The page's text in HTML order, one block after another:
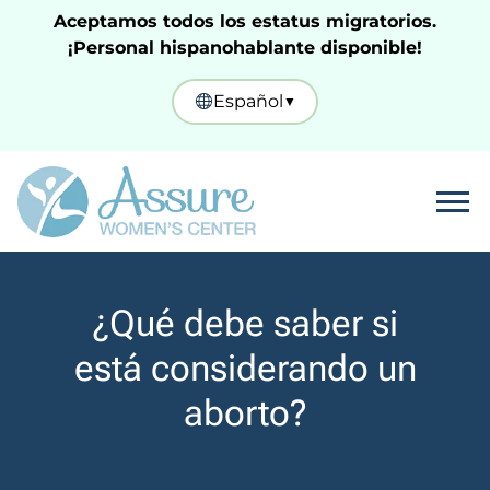
Aceptamos todos los estatus migratorios.
¡Personal hispanohablante disponible!
Español ▼
¿Qué debe saber si
está considerando un
aborto?